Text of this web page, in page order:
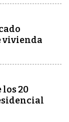
vivienda
20